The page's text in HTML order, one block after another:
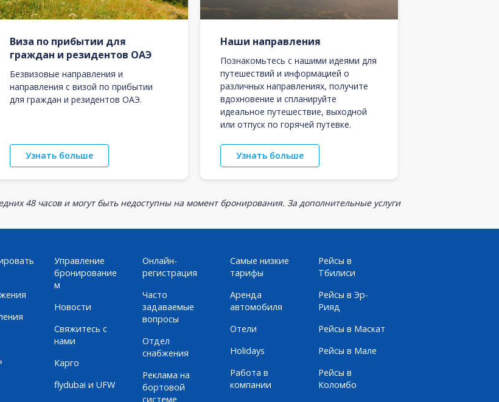
Виза по прибытии для
граждан и резидентов ОАЭ
Безвизовые направления и
направления с визой по прибытии
для граждан и резидентов ОАЭ.
Узнать больше
Наши направления
Познакомьтесь с нашими идеями для
путешествий и информацией о
различных направлениях, получите
вдохновение и спланируйте
идеальное путешествие, выходной
или отпуск по горячей путевке.
Узнать больше
48 часов и могут быть недоступны на момент бронирования. За дополнительные услуги
Управление
бронирование
м
Новости
Свяжитесь с
нами
Карго
flydubai и UFW
Онлайн-
регистрация
Часто
задаваемые
вопросы
Отдел
снабжения
Реклама на
бортовой
системе
Самые низкие
тарифы
Аренда
автомобиля
Отели
Holidays
Работа в
компании
Рейсы в
Тбилиси
Рейсы в Эр-
Рияд
Рейсы в Маскат
Рейсы в Мале
Рейсы в
Коломбо